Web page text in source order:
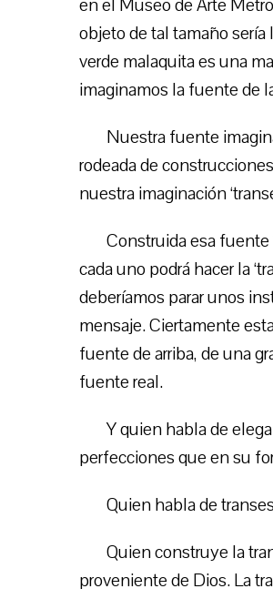
en el Museo de Arte
objeto de tal tamaño
verde malaquita es una
imaginamos la fuente de
Nuestra fuente
rodeada de
nuestra imaginación
Construida esa fuente
cada uno podrá hacer la
deberíamos parar unos
mensaje. Ciertamente
fuente de arriba, de una
fuente real.
Y quien habla de
perfecciones que en su
Quien habla de
Quien construye la
proveniente de Dios. La